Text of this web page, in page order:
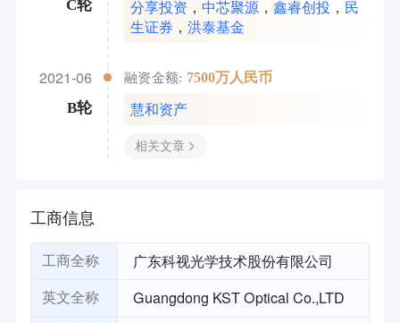
C轮 分享投资 ，中芯聚源 ，鑫睿创投 ， 民
生证券 ，洪泰基金
2021-06
B轮
融资金额: 7500万人民币
慧和资产
相关文章
工商信息
工商全称 广东科视光学技术股份有限公司
英文全称 Guangdong KST Optical Co.,LTD